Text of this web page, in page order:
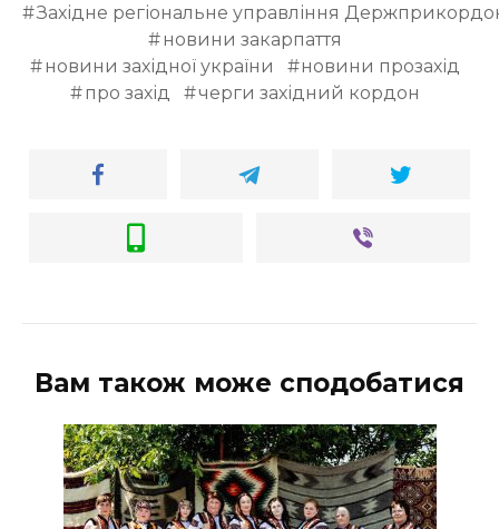
Західне регіональне управління
новини закарпаття
новини західної україни
новини прозахід
про захід
черги західний кордон
Вам також може сподобатися